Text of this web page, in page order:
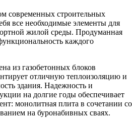
современных строительных
все необходимые элементы для
жилой среды. Продуманная
каждого
из газобетонных блоков
отличную теплоизоляцию и
здания. Надежность и
на долгие годы обеспечивает
монолитная плита в сочетании со
на буронабивных сваях.